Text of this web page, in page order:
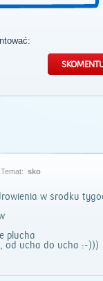
sko
w środku
plucha
od ucha do ucha :-)))